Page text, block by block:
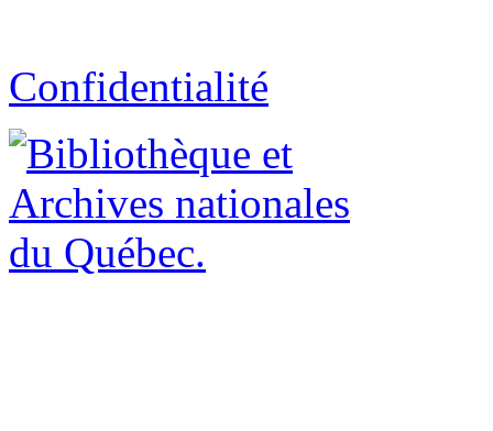
Confidentialité